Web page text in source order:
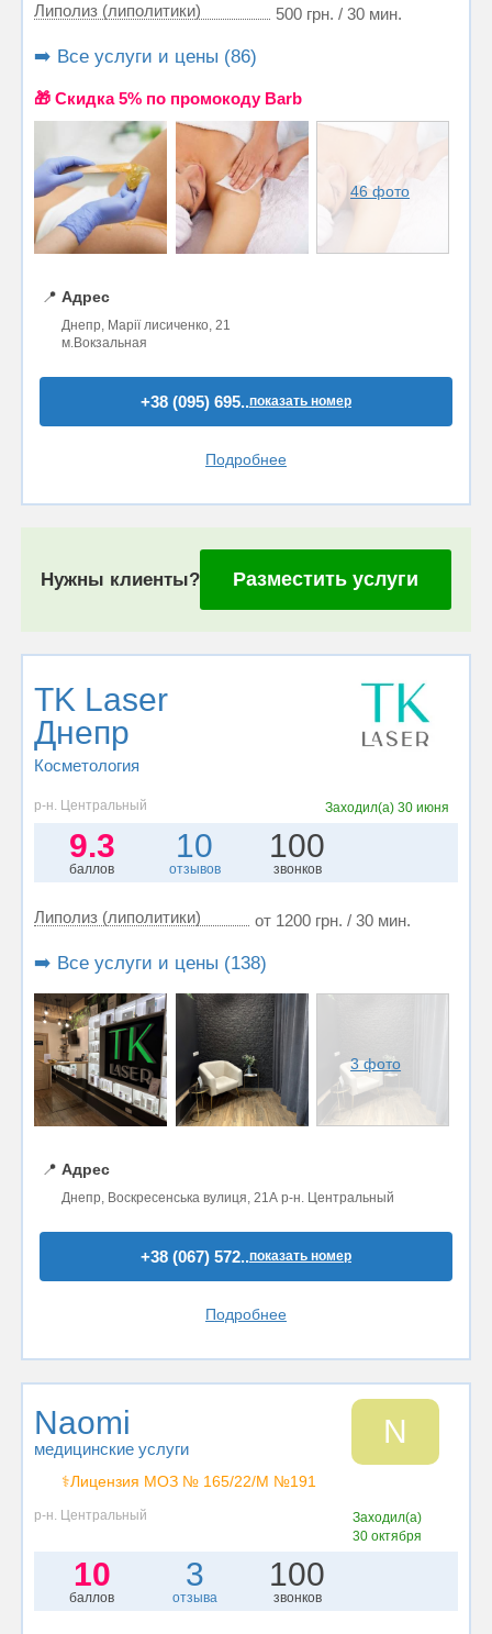
Липолиз (липолитики)
500 грн. / 30 мин.
➡️ Все услуги и цены (86)
🎁 Cкидка 5% по промокоду Barb
46 фото
📍 Адрес
Днепр, Марії лисиченко, 21
м.Вокзальная
+38 (095) 695..показать номер
Подробнее
Нужны клиенты? Разместить услуги
TK Laser
Днепр
Косметология
р-н. Центральный Заходил(а)30 июня
9.3
баллов
10
отзывов
100
звонков
Липолиз (липолитики) от 1200 грн. / 30 мин.
➡️ Все услуги и цены (138)
3 фото
📍 Адрес
Днепр, Воскресенська вулиця, 21А р-н. Центральный
+38 (067) 572..показать номер
Подробнее
Naomi
медицинские услуги
⚕️Лицензия МОЗ № 165/22/М №191
N
р-н. Центральный
Заходил(а)
30 октября
10
баллов
3
отзыва
100
звонков